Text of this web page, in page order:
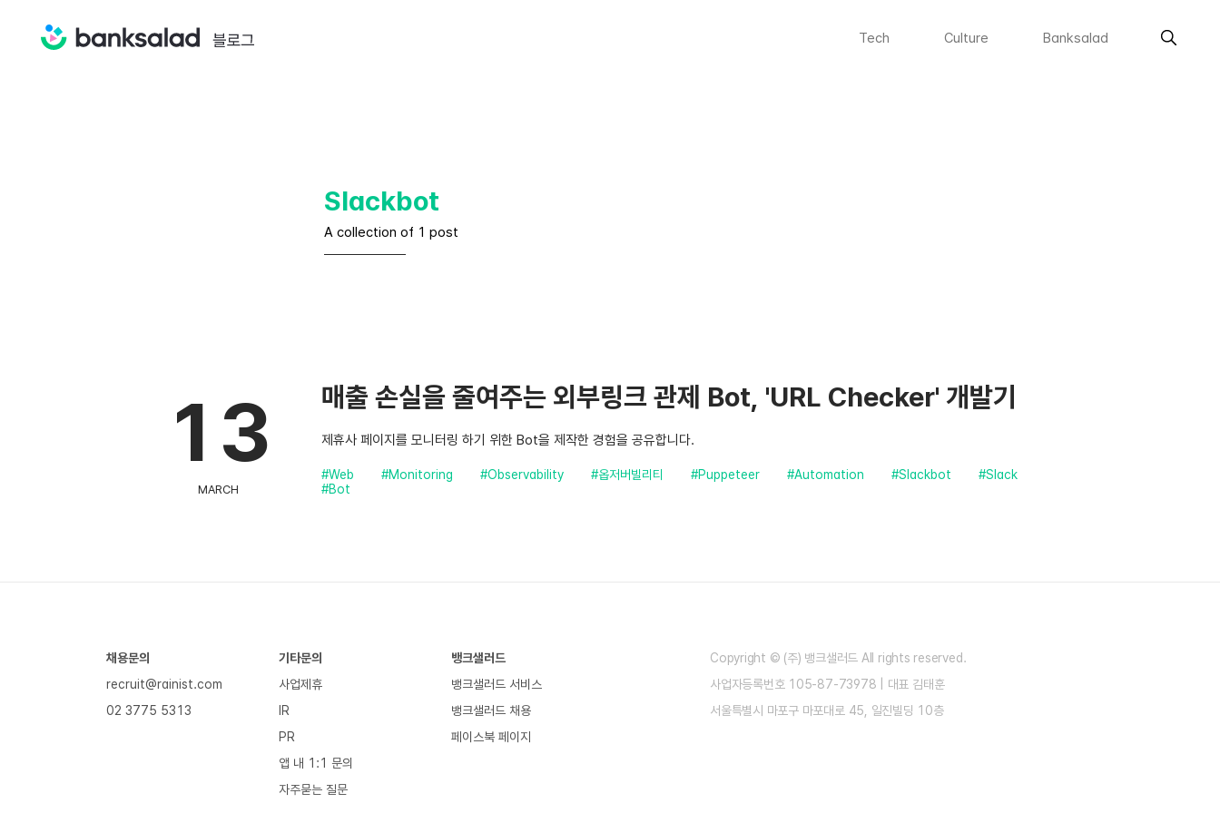
Tech Culture Banksalad
Slackbot
A collection of 1 post
13
MARCH
매출 손실을 줄여주는 외부링크 관제 Bot, 'URL Checker' 개발기
제휴사 페이지를 모니터링 하기 위한 Bot을 제작한 경험을 공유합니다.
#Web #Monitoring #Observability #옵저버빌리티 #Puppeteer #Automation #Slackbot
#Slack
#Bot
채용문의
recruit@rainist.com
02 3775 5313
기타문의
사업제휴
IR
PR
앱 내 1:1 문의
자주묻는 질문
뱅크샐러드
뱅크샐러드 서비스
뱅크샐러드 채용
페이스북 페이지
Copyright © (주) 뱅크샐러드 All rights reserved.
사업자등록번호 105-87-73978
대표 김태훈
서울특별시 마포구 마포대로 45, 일진빌딩 10층